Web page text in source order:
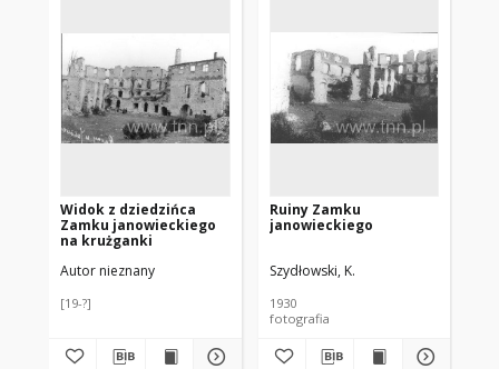
Widok z dziedzińca
Zamku janowieckiego
na krużganki
Autor nieznany
[19-?]
Ruiny Zamku
janowieckiego
Szydłowski, K.
1930
fotografia